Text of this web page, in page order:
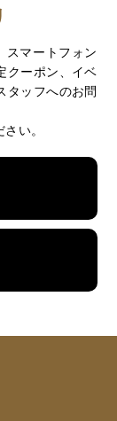
スマートフォン
クーポン、イベ
タッフへのお問
い。